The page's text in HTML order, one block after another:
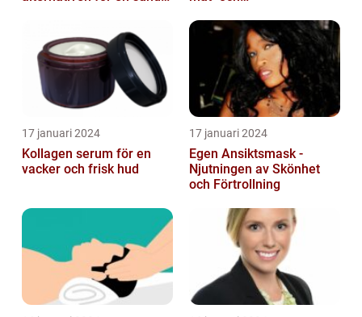
17 januari 2024
Kollagen serum för en
vacker och frisk hud
17 januari 2024
Egen Ansiktsmask -
Njutningen av Skönhet
och Förtrollning